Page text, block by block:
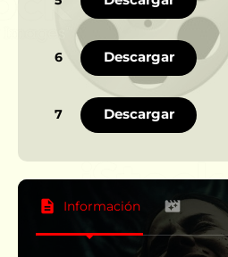
6 Descargar
7 Descargar
Información